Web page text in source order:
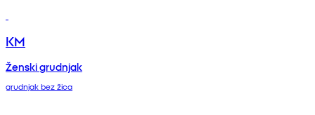
KM
Ženski grudnjak
grudnjak bez žica